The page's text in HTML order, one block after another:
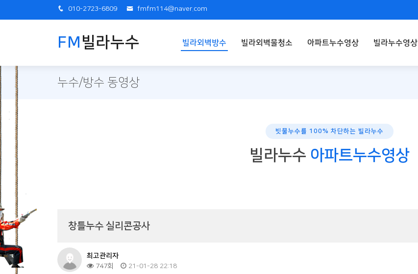
010-2723-6809 fmfm114@naver.com
FM 빌라누수 빌라외벽방수 빌라외벽물청소 아파트누수영상 빌라누수영상
누수/방수 동영상
빗물누수를 100% 차단하는 빌라누수
빌라누수 아파트누수영상
창틀누수 실리콘공사
최고관리자
747회
21-01-28 22:18